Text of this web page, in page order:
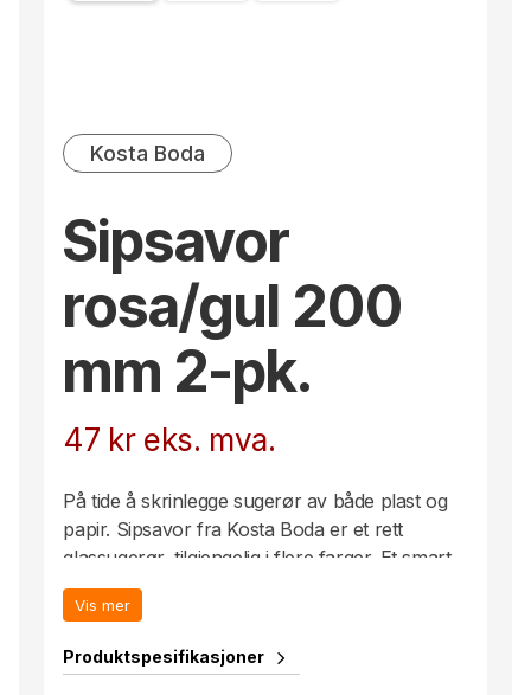
Kosta Boda
Sipsavor
rosa/gul 200
mm 2-pk.
47 kr eks. mva.
På tide å skrinlegge sugerør av både plast og
papir. Sipsavor fra Kosta Boda er et rett
glassugerør, tilgjengelig i flere farger. Et smart
og festlig alternativ til engangsartikler.
Vis mer
Produktspesifikasjoner